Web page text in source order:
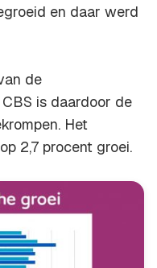
en daar werd
de
is daardoor de
Het
2,7 procent groei.